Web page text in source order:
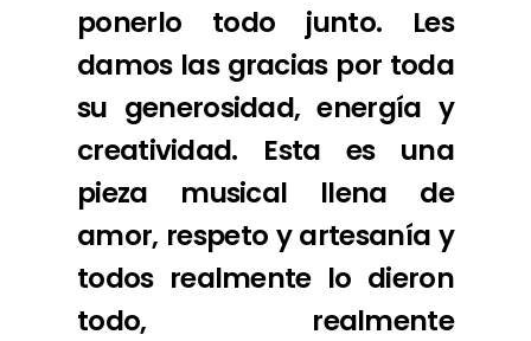
ponerlo todo junto. Les
damos las gracias por toda
su generosidad, energía y
creatividad. Esta es una
pieza musical llena de
amor, respeto y artesanía y
todos realmente lo dieron
todo, realmente